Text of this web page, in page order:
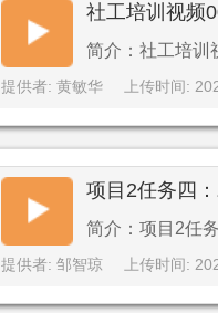
社工培训视频
简介：社工培训
提供者: 黄敏华 上传时间:
项目2任务四
简介：项目2任
提供者: 邹智琼 上传时间: